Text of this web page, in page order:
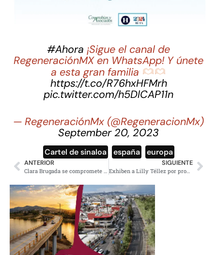
#Ahora ¡Sigue el canal de
RegeneraciónMX en WhatsApp! Y únete
a esta gran familia
https://t.co/R76hxHFMrh
pic.twitter.com/h5DlCAP11n
— RegeneraciónMx (@RegeneracionMx)
September 20, 2023
Cartel de sinaloa españa europa
ANTERIOR SIGUIENTE
Exhiben a Lilly Téllez por promover acoso digital contra consejero del INE